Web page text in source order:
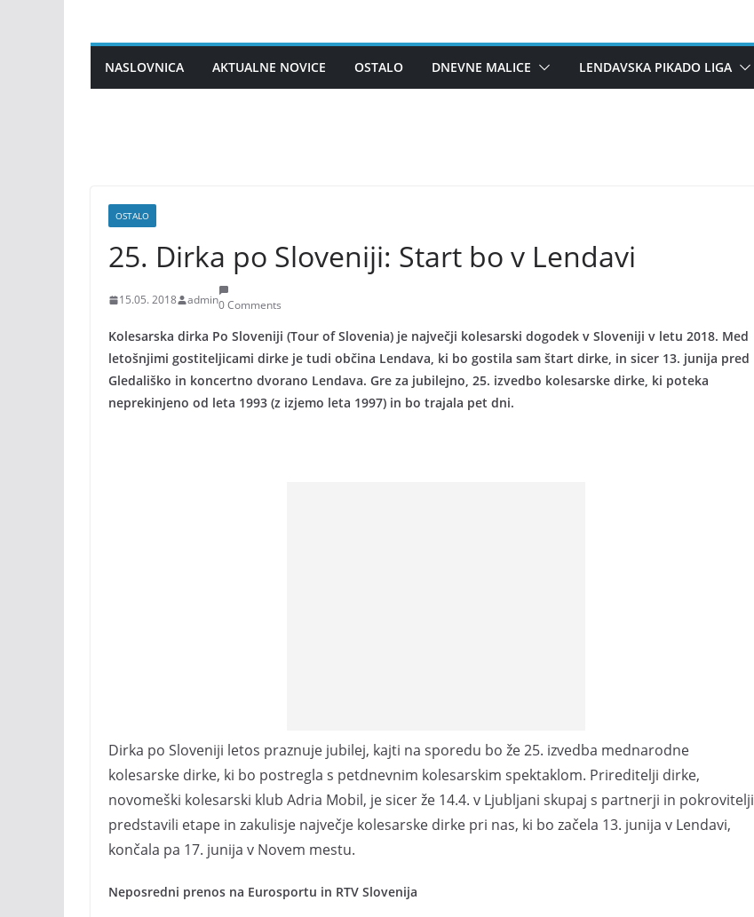
contentNASLOVNICA AKTUALNE NOVICE OSTALO DNEVNE MALICE LENDAVSKA PIKADO LIGA
OSTALO
25. Dirka po Sloveniji: Start bo v Lendavi
15.05. 2018 admin0 Comments
Kolesarska dirka Po Sloveniji (Tour of Slovenia) je največji kolesarski dogodek v Sloveniji v letu 2018. Med
letošnjimi gostiteljicami dirke je tudi občina Lendava, ki bo gostila sam štart dirke, in sicer 13. junija pred
Gledališko in koncertno dvorano Lendava. Gre za jubilejno, 25. izvedbo kolesarske dirke, ki poteka
neprekinjeno od leta 1993 (z izjemo leta 1997) in bo trajala pet dni.
Dirka po Sloveniji letos praznuje jubilej, kajti na sporedu bo že 25. izvedba mednarodne
kolesarske dirke, ki bo postregla s petdnevnim kolesarskim spektaklom. Prireditelji dirke,
novomeški kolesarski klub Adria Mobil, je sicer že 14.4. v Ljubljani skupaj s partnerji in pokrovitelji
predstavili etape in zakulisje največje kolesarske dirke pri nas, ki bo začela 13. junija v Lendavi,
končala pa 17. junija v Novem mestu.
Neposredni prenos na Eurosportu in RTV Slovenija